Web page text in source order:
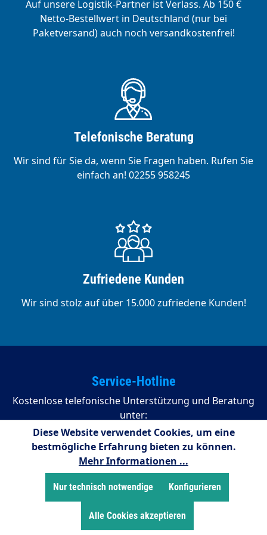
Auf unsere Logistik-Partner ist Verlass. Ab 150 €
Netto-Bestellwert in Deutschland (nur bei
Paketversand) auch noch versandkostenfrei!
Telefonische Beratung
Wir sind für Sie da, wenn Sie Fragen haben. Rufen Sie
einfach an! 02255 958245
Zufriedene Kunden
Wir sind stolz auf über 15.000 zufriedene Kunden!
Service-Hotline
Kostenlose telefonische Unterstützung und Beratung
unter:
02255/958245
08:00 - 16:15 Uhr (Montags bis Donnerstag)
08:00 - 14:00 Uhr (Freitags)
Zahlungsarten
Diese Website verwendet Cookies, um eine
bestmögliche Erfahrung bieten zu können.
Mehr Informationen ...
Nur technisch notwendige Konfigurieren
Alle Cookies akzeptieren